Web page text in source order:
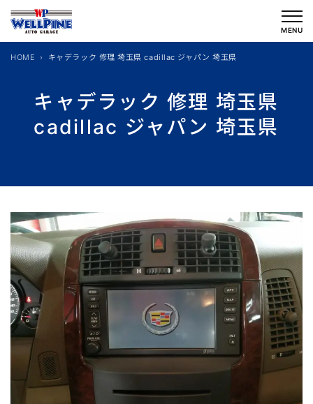
を
MENU
キャデラック 修理 埼玉県
cadillac ジャパン 埼玉県
HOME キャデラック 修理 埼玉県 cadillac ジャパン 埼玉県